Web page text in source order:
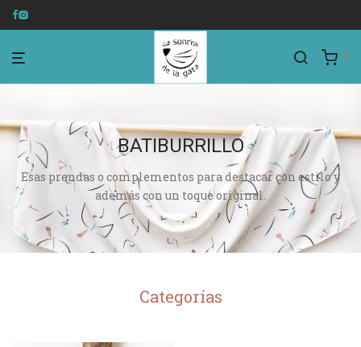
0
BATIBURRILLO
Esas prendas o complementos para destacar con estilo y
además con un toque original.
Categorías